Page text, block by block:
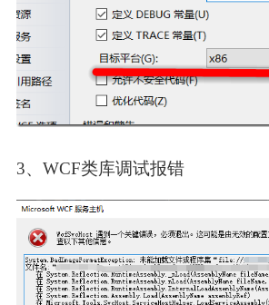
3、WCF类库调试报错